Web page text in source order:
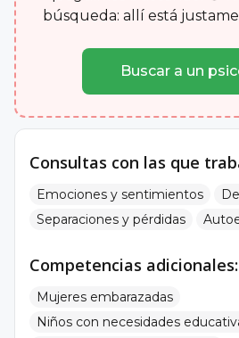
búsqueda: allí está
Buscar a un
Consultas con las que
Emociones y sentimientos
Separaciones y pérdidas
Competencias adicionales:
Mujeres embarazadas
Niños con necesidades